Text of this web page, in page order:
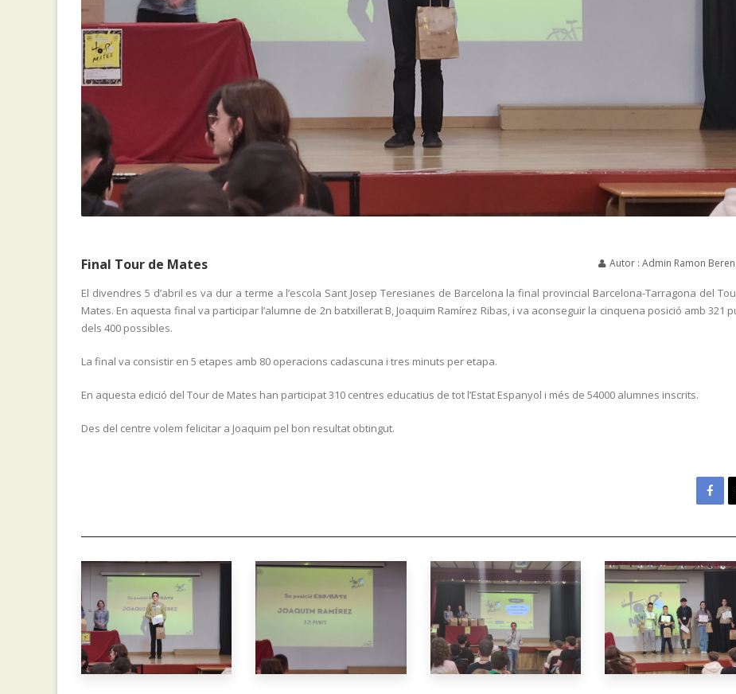
Final Tour de Mates Autor : Admin Ramon
El divendres 5 d’abril es va dur a terme a l’escola Sant Josep Teresianes de Barcelona la final provincial Barcelona-Tarragona del
Mates. En aquesta final va participar l’alumne de 2n batxillerat B, Joaquim Ramírez Ribas, i va aconseguir la cinquena posició amb 321
dels 400 possibles.
La final va consistir en 5 etapes amb 80 operacions cadascuna i tres minuts per etapa.
En aquesta edició del Tour de Mates han participat 310 centres educatius de tot l’Estat Espanyol i més de 54000 alumnes inscrits.
Des del centre volem felicitar a Joaquim pel bon resultat obtingut.